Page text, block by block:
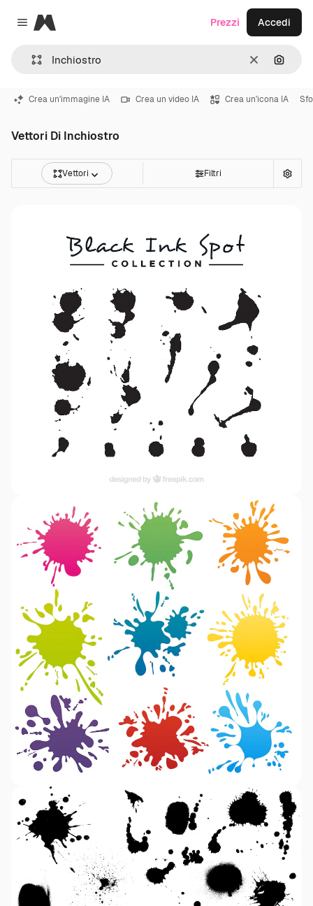
Close menu
Magnific
CancellaCerca
Prezzi Accedi
Crea un'immagine IA Crea un video IA Crea un'icona IA
Vettori Di Inchiostro
Vettori Filtri